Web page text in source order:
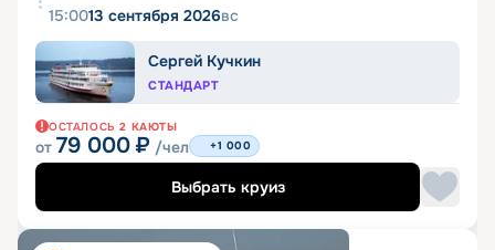
15:0013 сентября 2026вс
Сергей Кучкин
СТАНДАРТ
ОСТАЛОСЬ 2 КАЮТЫ
от 79 000 ₽ /чел +1 000
Выбрать круиз